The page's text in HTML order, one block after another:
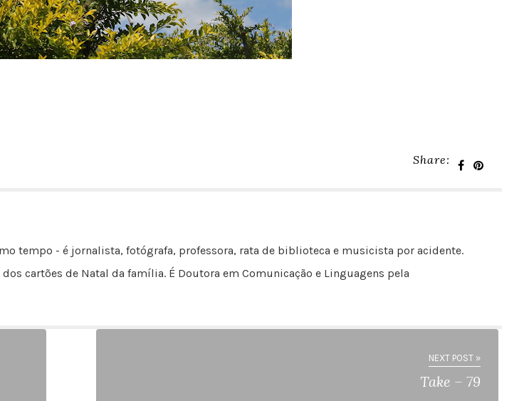
Share:
tempo - é jornalista, fotógrafa, professora, rata de biblioteca e musicista por acidente.
cartões de Natal da família. É Doutora em Comunicação e Linguagens pela
NEXT POST »
Take – 79